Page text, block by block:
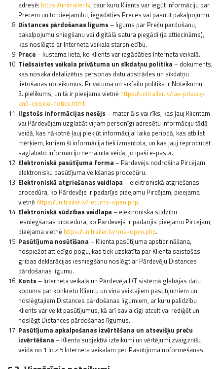
adresē: https://unitrailer.lv, caur kuru Klients var iegūt informāciju par
Precēm un to pieejamību, iegādāties Preces vai pasūtīt pakalpojumu.
Distances pārdošanas līgums – līgums par Preču pārdošanu,
pakalpojumu sniegšanu vai digitālā satura piegādi (ja attiecināms),
kas noslēgts ar Interneta veikala starpniecību.
Prece– kustama lieta, ko Klients var iegādāties Interneta veikalā.
Tiešsaistes veikala privātuma un sīkdatņu politika– dokuments,
kas nosaka detalizētus personas datu apstrādes un sīkdatņu
lietošanas noteikumus. Privātuma un sīkfailu politika ir Noteikumu
3. pielikums, un tā ir pieejama vietnē https://unitrailer.lv/lav-privacy-
and-cookie-notice.html.
Ilgstošs informācijas nesējs – materiāls vai rīks, kas ļauj Klientam
vai Pārdevējam uzglabāt viņam personīgi adresētu informāciju tādā
veidā, kas nākotnē ļauj piekļūt informācijai laika periodā, kas atbilst
mērķiem, kuriem šī informācija tiek izmantota, un kas ļauj reproducēt
saglabāto informāciju nemainītā veidā, jo īpaši e-pastā.
Elektroniskā pasūtījuma forma– Pārdevējs nodrošina Pircējam
elektronisku pasūtījuma veikšanas procedūru.
Elektroniskā atgriešanas veidlapa– elektroniskā atgriešanas
procedūra, ko Pārdevējs ir padarījis pieejamu Pircējam; pieejama
vietnē https://unitrailer.lv/returns-open.php.
Elektroniskā sūdzības veidlapa– elektroniska sūdzību
iesniegšanas procedūra, ko Pārdevējs ir padarījis pieejamu Pircējam;
pieejama vietnē https://unitrailer.lv/rma-open.php.
Pasūtījuma nosūtīšana– Klienta pasūtījuma apstiprināšana,
nospiežot attiecīgo pogu, kas tiek uzskatīta par Klienta saistošas
gribas deklarācijas iesniegšanu noslēgt ar Pārdevēju Distances
pārdošanas līgumu.
Konts – Interneta veikalā un Pārdevēja IKT sistēmā glabājas datu
kopums par konkrēto Klientu un viņa veiktajiem pasūtījumiem un
noslēgtajiem Distances pārdošanas līgumiem, ar kuru palīdzību
Klients var veikt pasūtījumus, kā arī savlaicīgi atcelt vai rediģēt un
noslēgt Distances pārdošanas līgumus.
Pasūtījuma apkalpošanas izvērtēšana un atsevišķu preču
izvērtēšana– Klienta subjektīvi izteikumi un vērtējumi zvaigznīšu
veidā no 1 līdz 5 Interneta veikalam pēc Pasūtījuma noformēšanas.